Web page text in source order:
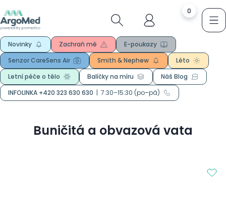
0
Novinky Zachraň mě
E-poukazy
Senzor CareSens Air
Smith & Nephew
Léto
Letní péče o tělo
Balíčky na míru
Náš Blog
INFOLINKA +420 323 630 630 | 7:30–15:30 (po–pá)
Buničitá a obvazová vata